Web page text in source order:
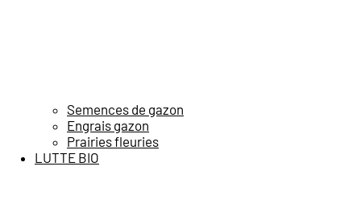
Semences de gazon
Engrais gazon
Prairies fleuries
LUTTE BIO